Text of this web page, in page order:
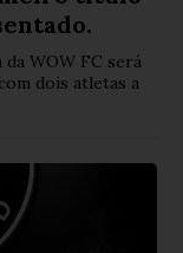
WOW FC será
dois atletas a